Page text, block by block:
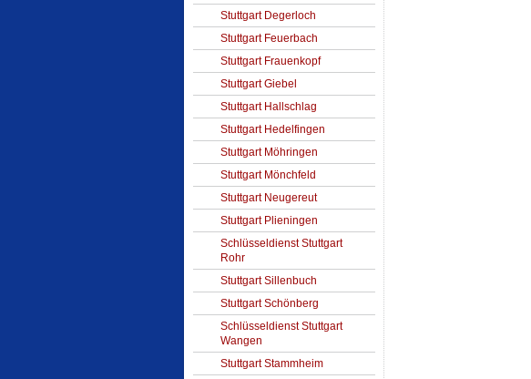
Stuttgart Degerloch
Stuttgart Feuerbach
Stuttgart Frauenkopf
Stuttgart Giebel
Stuttgart Hallschlag
Stuttgart Hedelfingen
Stuttgart Möhringen
Stuttgart Mönchfeld
Stuttgart Neugereut
Stuttgart Plieningen
Schlüsseldienst Stuttgart
Rohr
Stuttgart Sillenbuch
Stuttgart Schönberg
Schlüsseldienst Stuttgart
Wangen
Stuttgart Stammheim